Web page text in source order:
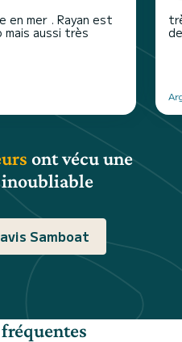
en mer . Rayan est
aussi très
ont vécu une
Samboat